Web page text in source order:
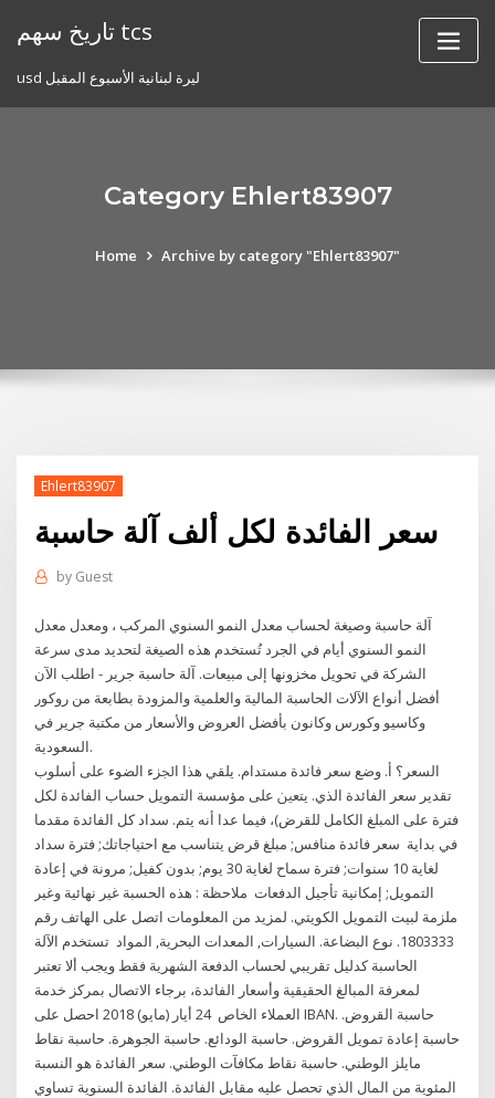
تاريخ سهم tcs
usd ليرة لبنانية الأسبوع المقبل
Category Ehlert83907
Home Archive by category "Ehlert83907"
Ehlert83907
سعر الفائدة لكل ألف آلة حاسبة
by Guest
آلة حاسبة وصيغة لحساب معدل النمو السنوي المركب ، ومعدل معدل
النمو السنوي أيام في الجرد تُستخدم هذه الصيغة لتحديد مدى سرعة
الشركة في تحويل مخزونها إلى مبيعات. آلة حاسبة جرير - اطلب الآن
أفضل أنواع الآلات الحاسبة المالية والعلمية والمزودة بطابعة من روكور
وكاسيو وكورس وكانون بأفضل العروض والأسعار من مكتبة جرير في
السعودية.
ﺍﻟﺴﻌﺮ؟ ﺃ. ﻭﺿﻊ ﺳﻌﺮ ﻓﺎﺋﺪﺓ ﻣﺴﺘﺪﺍﻡ. ﻳﻠﻘﻲ ﻫﺬﺍ ﺍﳉﺰﺀ ﺍﻟﻀﻮﺀ ﻋﻠﻰ ﺃﺳﻠﻮﺏ
ﺗﻘﺪﻳﺮ ﺳﻌﺮ ﺍﻟﻔﺎﺋﺪﺓ ﺍﻟﺬﻱ. ﻳﺘﻌﲔ ﻋﻠﻰ ﻣﺆﺳﺴﺔ ﺍﻟﺘﻤﻮﻳﻞ ﺣﺴﺎﺏ ﺍﻟﻔﺎﺋﺪﺓ ﻟﻜﻞ
ﻓﺘﺮﺓ ﻋﻠﻰ ﺍﳌﺒﻠﻎ ﺍﻟﻜﺎﻣﻞ ﻟﻠﻘﺮﺽ)، ﻓﻴﻤﺎ ﻋﺪﺍ ﺃﻧﻪ ﻳﺘﻢ. ﺳﺪﺍﺩ ﻛﻞ ﺍﻟﻔﺎﺋﺪﺓ ﻣﻘﺪﻣﺎ
ﻓﻲ ﺑﺪﺍﻳﺔ سعر فائدة منافس; مبلغ قرض يتناسب مع احتياجاتك; فترة سداد
لغاية 10 سنوات; فترة سماح لغاية 30 يوم; بدون كفيل; مرونة في إعادة
التمويل; إمكانية تأجيل الدفعات ملاحظة : هذه الحسبة غير نهائية وغير
ملزمة لبيت التمويل الكويتي. لمزيد من المعلومات اتصل على الهاتف رقم
1803333. نوع البضاعة. السيارات, المعدات البحرية, المواد تستخدم الآلة
الحاسبة كدليل تقريبي لحساب الدفعة الشهرية فقط ويجب ألا تعتبر
لمعرفة المبالغ الحقيقية وأسعار الفائدة، برجاء الاتصال بمركز خدمة
العملاء الخاص 24 أيار (مايو) 2018 احصل على IBAN. حاسبة القروض.
حاسبة إعادة تمويل القروض. حاسبة الودائع. حاسبة الجوهرة. حاسبة نقاط
مايلز الوطني. حاسبة نقاط مكافآت الوطني. سعر الفائدة هو النسبة
المئوية من المال الذي تحصل عليه مقابل الفائدة. الفائدة السنوية تساوي